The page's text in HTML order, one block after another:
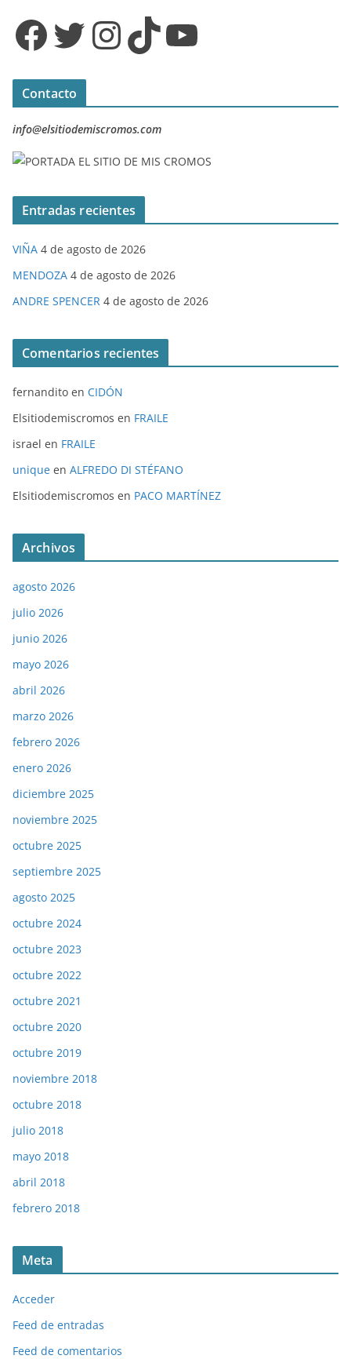
Facebook Twitter InstagramTikTok YouTube
Contacto
info@elsitiodemiscromos.com
Entradas recientes
VIÑA 4 de agosto de 2026
MENDOZA 4 de agosto de 2026
ANDRE SPENCER 4 de agosto de 2026
Comentarios recientes
fernandito en CIDÓN
Elsitiodemiscromos en FRAILE
israel en FRAILE
unique en ALFREDO DI STÉFANO
Elsitiodemiscromos en PACO MARTÍNEZ
Archivos
agosto 2026
julio 2026
junio 2026
mayo 2026
abril 2026
marzo 2026
febrero 2026
enero 2026
diciembre 2025
noviembre 2025
octubre 2025
septiembre 2025
agosto 2025
octubre 2024
octubre 2023
octubre 2022
octubre 2021
octubre 2020
octubre 2019
noviembre 2018
octubre 2018
julio 2018
mayo 2018
abril 2018
febrero 2018
Meta
Acceder
Feed de entradas
Feed de comentarios